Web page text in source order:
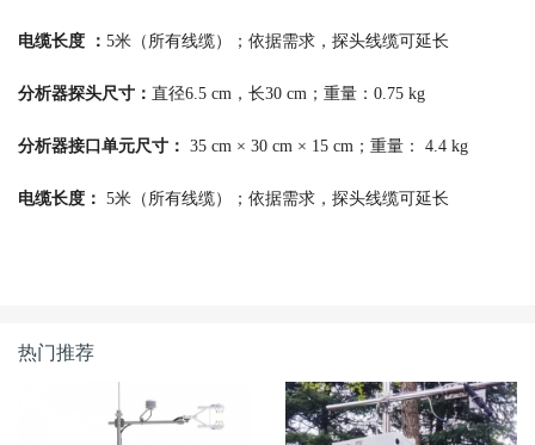
电缆长度 ： 5米（所有线缆）；依据需求，探头线缆可延长
分析器探头尺寸： 直径6.5 cm，长30 cm；重量：0.75 kg
分析器接口单元尺寸： 35 cm × 30 cm × 15 cm；重量： 4.4 kg
电缆长度： 5米（所有线缆）；依据需求，探头线缆可延长
热门推荐